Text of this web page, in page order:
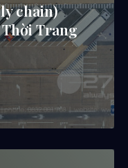
chain)
Trang